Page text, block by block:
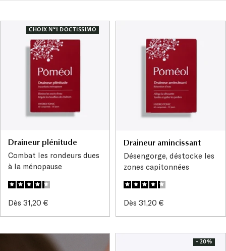
CHOIX N°1 DOCTISSIMO
Draineur plénitude
Combat les rondeurs dues
à la ménopause
Prix
Dès 31,20 €
Draineur amincissant
Désengorge, déstocke les
zones capitonnées
Prix
Dès 31,20 €
- 20%